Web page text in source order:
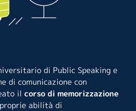
di Public Speaking e
di comunicazione con
il corso di memorizzazione
abilità di